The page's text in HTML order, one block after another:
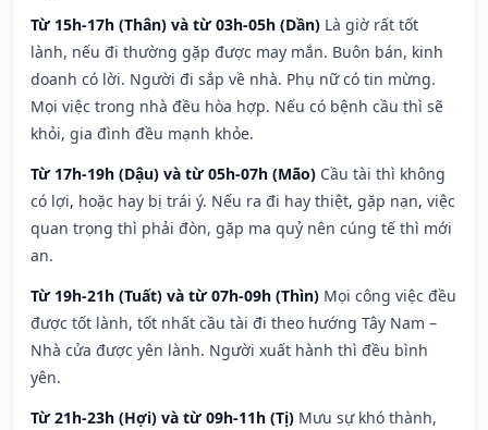
Từ 15h-17h (Thân) và từ 03h-05h (Dần) Là giờ rất tốt
lành, nếu đi thường gặp được may mắn. Buôn bán, kinh
doanh có lời. Người đi sắp về nhà. Phụ nữ có tin mừng.
Mọi việc trong nhà đều hòa hợp. Nếu có bệnh cầu thì sẽ
khỏi, gia đình đều mạnh khỏe.
Từ 17h-19h (Dậu) và từ 05h-07h (Mão) Cầu tài thì không
có lợi, hoặc hay bị trái ý. Nếu ra đi hay thiệt, gặp nạn, việc
quan trọng thì phải đòn, gặp ma quỷ nên cúng tế thì mới
an.
Từ 19h-21h (Tuất) và từ 07h-09h (Thìn) Mọi công việc đều
được tốt lành, tốt nhất cầu tài đi theo hướng Tây Nam –
Nhà cửa được yên lành. Người xuất hành thì đều bình
yên.
Từ 21h-23h (Hợi) và từ 09h-11h (Tị) Mưu sự khó thành,